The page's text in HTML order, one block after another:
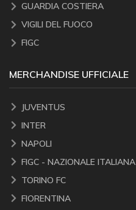
GUARDIA COSTIERA
VIGILI DEL FUOCO
FIGC
MERCHANDISE UFFICIALE
JUVENTUS
INTER
NAPOLI
FIGC - NAZIONALE ITALIANA
TORINO FC
FIORENTINA